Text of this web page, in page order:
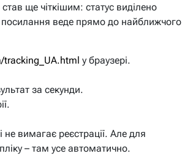
ще чіткішим: статус виділено
посилання веде прямо до найближчого
у браузері.
за секунди.
не вимагає реєстрації. Але для
– там усе автоматично.